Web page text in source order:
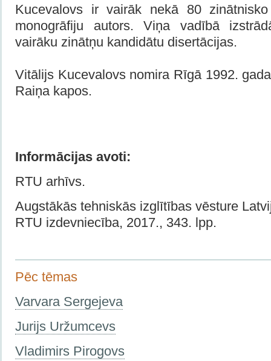
Kucevalovs ir vairāk nekā 80
monogrāfiju autors. Viņa vadībā
vairāku zinātņu kandidātu disertācijas.
Vitālijs Kucevalovs nomira Rīgā 1992.
Raiņa kapos.
Informācijas avoti:
RTU arhīvs.
Augstākās tehniskās izglītības vēsture
RTU izdevniecība, 2017., 343. lpp.
Pēc tēmas
Varvara Sergejeva
Jurijs Uržumcevs
Vladimirs Pirogovs